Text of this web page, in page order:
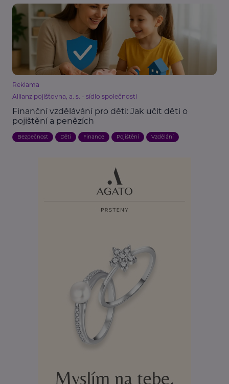
Reklama
Allianz pojišťovna, a. s. - sídlo společnosti
Finanční vzdělávání pro děti: Jak učit děti o
pojištění a penězích
Bezpečnost Děti Finance Pojištění Vzdělání